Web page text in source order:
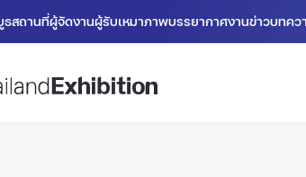
ธสถานที่ผู้จัดงานผู้รับเหมาภาพบรรยากาศงานข่าวบทคว